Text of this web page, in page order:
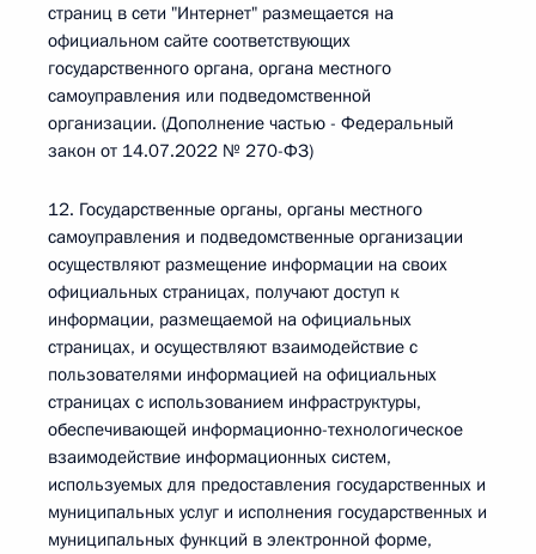
страниц в сети "Интернет" размещается на
официальном сайте соответствующих
государственного органа, органа местного
самоуправления или подведомственной
организации. (Дополнение частью - Федеральный
закон от 14.07.2022 № 270-ФЗ)
12. Государственные органы, органы местного
самоуправления и подведомственные организации
осуществляют размещение информации на своих
официальных страницах, получают доступ к
информации, размещаемой на официальных
страницах, и осуществляют взаимодействие с
пользователями информацией на официальных
страницах с использованием инфраструктуры,
обеспечивающей информационно-технологическое
взаимодействие информационных систем,
используемых для предоставления государственных и
муниципальных услуг и исполнения государственных и
муниципальных функций в электронной форме,